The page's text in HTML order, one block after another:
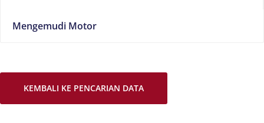
Mengemudi Motor
KEMBALI KE PENCARIAN DATA